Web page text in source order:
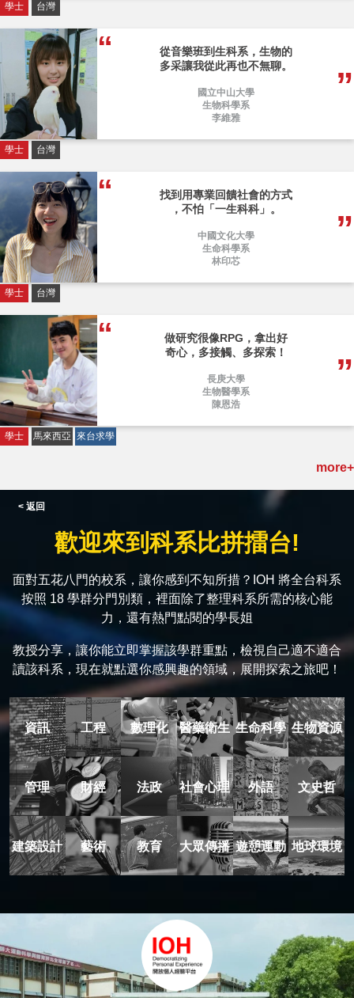
學士 台灣
從音樂班到生科系，生物的
多采讓我從此再也不無聊。
國立中山大學
生物科學系
李維雅
學士 台灣
找到用專業回饋社會的方式
，不怕「一生科科」。
中國文化大學
生命科學系
林印芯
學士 台灣
做研究很像RPG，拿出好
奇心，多接觸、多探索！
長庚大學
生物醫學系
陳恩浩
學士 馬來西亞 來台求學
more+
< 返回
歡迎來到科系比拼擂台!
面對五花八門的校系，讓你感到不知所措？IOH 將全台科系
按照 18 學群分門別類，裡面除了整理科系所需的核心能
力，還有熱門點閱的學長姐
教授分享，讓你能立即掌握該學群重點，檢視自己適不適合
讀該科系，現在就點選你感興趣的領域，展開探索之旅吧！
資訊 工程 數理化 醫藥衛生 生命科學 生物資源
管理 財經 法政 社會心理 外語 文史哲
建築設計 藝術 教育 大眾傳播 遊憩運動 地球環境